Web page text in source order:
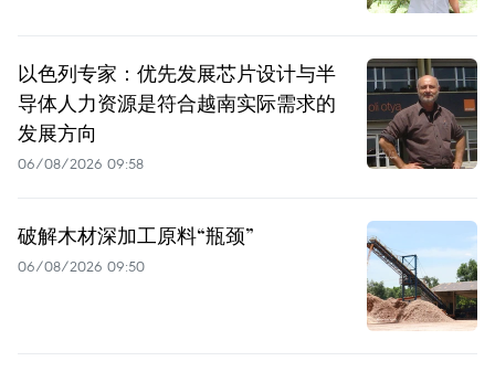
以色列专家：优先发展芯片设计与半
导体人力资源是符合越南实际需求的
发展方向
06/08/2026 09:58
破解木材深加工原料“瓶颈”
06/08/2026 09:50